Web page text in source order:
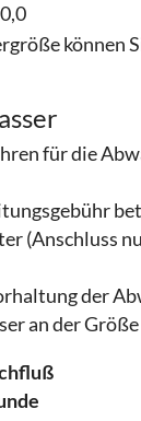
können
für die
(Anschluss
der
an der